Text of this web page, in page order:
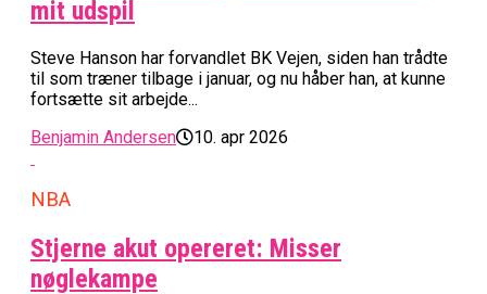
mit udspil
Steve Hanson har forvandlet BK Vejen, siden han trådte
til som træner tilbage i januar, og nu håber han, at kunne
fortsætte sit arbejde...
Benjamin Andersen
10. apr 2026
NBA
Stjerne akut opereret: Misser
nøglekampe